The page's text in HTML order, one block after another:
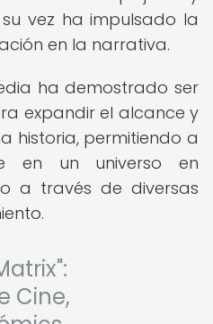
vez ha impulsado la
en la narrativa.
ha demostrado ser
expandir el alcance y
historia, permitiendo a
en un universo en
a través de diversas
Cine,